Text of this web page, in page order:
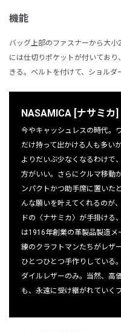
機能
バッグ上部のファスナーから大
には仕切りポケットが付いてお
きる。ベルトを付けて、ショルダ
NASAMICA [ナサミカ]
今やキャッシュレスの時代。
だけ持って出かける人も多い
よりだいぶ少なくなるわけで
方がいい。さらにクルマ移動
ンパクトかつ助手席に置いた
んな願いを叶えてくれるのが
ドの〈ナサミカ〉が手掛ける
は1916年創業の革製品製造
練のクラフトマンたちがレザ
ひとつひとつ手作りしている
ダイルレザーのみ。当然、高
も、永遠に受け継がれていく